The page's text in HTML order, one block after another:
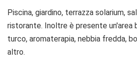
Piscina, giardino, terrazza solarium,
ristorante. Inoltre è presente un'area
turco, aromaterapia, nebbia fredda,
altro.